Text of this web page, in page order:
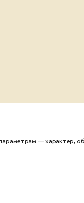
— характер,